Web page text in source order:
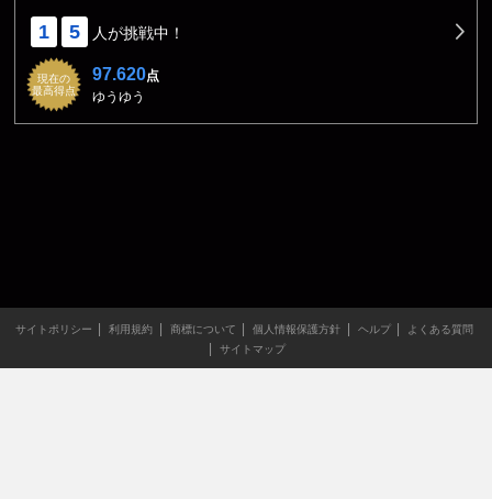
1 5 人が挑戦中！
現在の
最高得点
97.620点
ゆうゆう
サイトポリシー 利用規約 商標について 個人情報保護方針 ヘルプ
よくある質問
サイトマップ